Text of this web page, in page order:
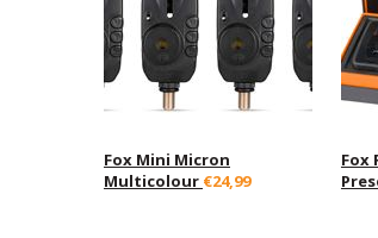
Fox Mini Micron
Multicolour €24,99
Fox